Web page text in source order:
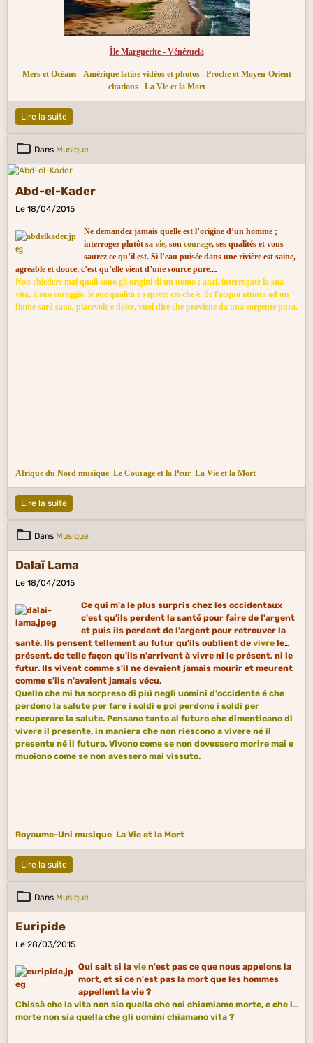
Île Marguerite - Vénézuela
Mers et Océans Amérique latine vidéos et photos
Proche et Moyen-Orient
citations
La Vie et la Mort
Lire la suite
Dans Musique
Abd-el-Kader
Le 18/04/2015
Ne demandez jamais quelle est l’origine d’un homme ;
interrogez plutôt sa vie, son courage, ses qualités et vous
saurez ce qu’il est. Si l’eau puisée dans une rivière est saine,
agréable et douce, c’est qu’elle vient d’une source pure.
Non chiedere mai quali sono gli origini di un uomo ; anzi, interrogate la sua
vita, il suo coraggio, le sue qualità e saprete cio che è. Se l'acqua attinta ad un
fiume sarà sana, piacevole e dolce, vuol dire che proviene da una sorgente pura.
Afrique du Nord musique Le Courage et la Peur La Vie et la Mort
Lire la suite
Dans Musique
Dalaï Lama
Le 18/04/2015
Ce qui m'a le plus surpris chez les occidentaux
c'est qu'ils perdent la santé pour faire de l'argent
et puis ils perdent de l'argent pour retrouver la
santé. Ils pensent tellement au futur qu'ils oublient de vivrele
présent, de telle façon qu'ils n'arrivent à vivre ni le présent, ni le
futur. Ils vivent comme s'il ne devaient jamais mourir et meurent
comme s'ils n'avaient jamais vécu.
Quello che mi ha sorpreso di piú negli uomini d'occidente é che
perdono la salute per fare i soldi e poi perdono i soldi per
recuperare la salute. Pensano tanto al futuro che dimenticano di
vivere il presente, in maniera che non riescono a vivere né il
presente né il futuro. Vivono come se non dovessero morire mai e
muoiono come se non avessero mai vissuto.
Royaume-Uni musique La Vie et la Mort
Lire la suite
Dans Musique
Euripide
Le 28/03/2015
Qui sait si la vien'est pas ce que nous appelons la
mort, et si ce n'est pas la mort que les hommes
appellent la vie ?
Chissà che la vita non sia quella che noi chiamiamo morte, e che la
morte non sia quella che gli uomini chiamano vita ?